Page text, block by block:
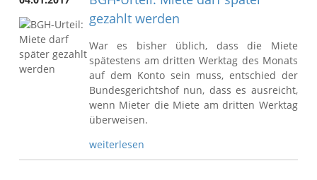
gezahlt werden
War es bisher üblich, dass die Miete
spätestens am dritten Werktag des Monats
auf dem Konto sein muss, entschied der
Bundesgerichtshof nun, dass es ausreicht,
wenn Mieter die Miete am dritten Werktag
überweisen.
weiterlesen